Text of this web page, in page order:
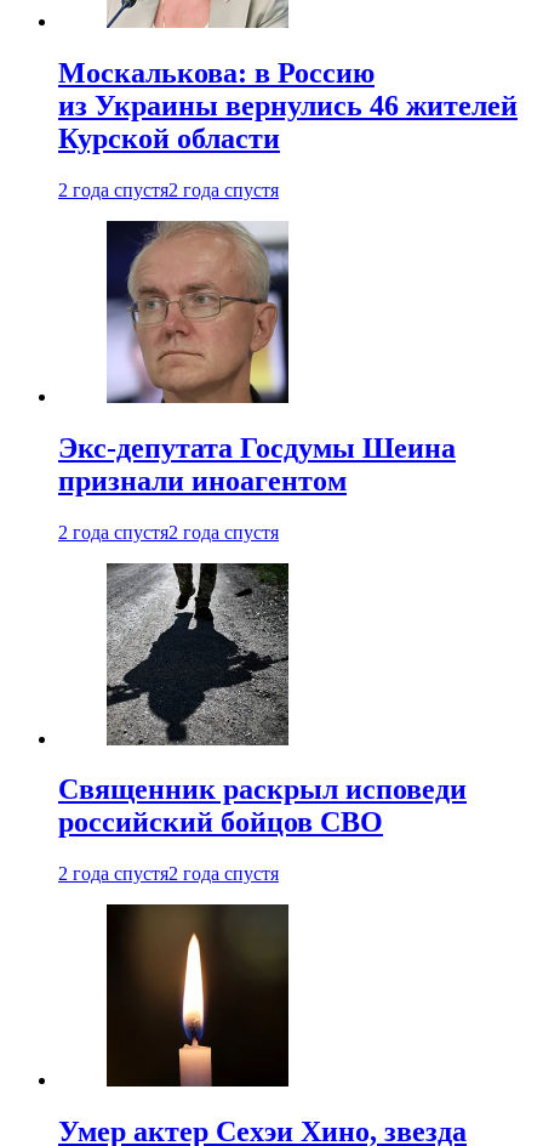
Москалькова: в Россию
из Украины вернулись 46 жителей
Курской области
2 года спустя2 года спустя
Экс-депутата Госдумы Шеина
признали иноагентом
2 года спустя2 года спустя
Священник раскрыл исповеди
российский бойцов СВО
2 года спустя2 года спустя
Умер актер Сехэи Хино, звезда